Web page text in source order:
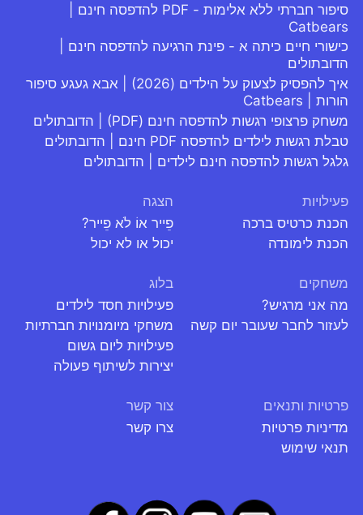
סיפור חברתי ללא אלימות - PDF להדפסה חינם |
Catbears
כישורי חיים כיתה א - פינת הרגיעה להדפסה חינם |
הדובתולים
איך להפסיק לצעוק על הילדים (2026) | אבא געגע סיפור
הורות | Catbears
משחק פרצופי רגשות להדפסה חינם (PDF) | הדובתולים
טבלת רגשות לילדים להדפסה PDF חינם | הדובתולים
גלגל רגשות להדפסה חינם לילדים | הדובתולים
פעילויות
הכנת כרטיס ברכה
הכנת לימונדה
הצגה
פֵייר אוֹ לֹא פֵייר?
יכול או לא יכול
משחקים
מה אני מרגיש?
לעזור לחבר שעובר יום קשה
בלוג
פעילויות חסד לילדים
משחקי מיומנויות חברתיות
פעילויות ליום גשום
יצירות לשיתוף פעולה
פרטיות ותנאים
מדיניות פרטיות
תנאי שימוש
צור קשר
צרו קשר